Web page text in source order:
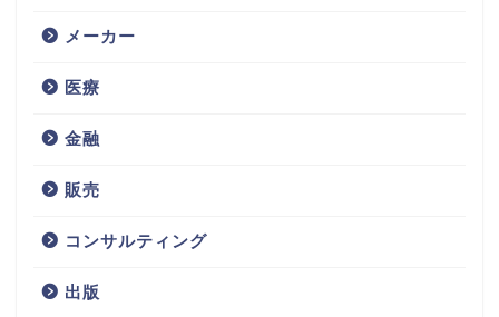
メーカー
医療
金融
販売
コンサルティング
出版